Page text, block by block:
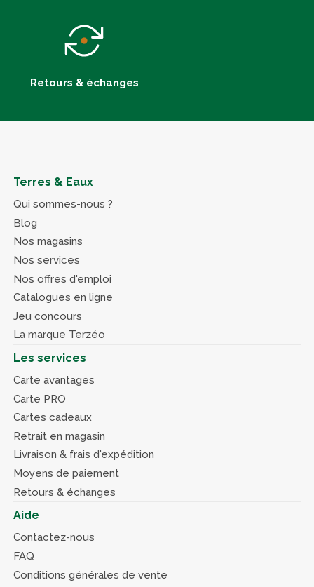
Retours & échanges
Terres & Eaux
Qui sommes-nous ?
Blog
Nos magasins
Nos services
Nos offres d'emploi
Catalogues en ligne
Jeu concours
La marque Terzéo
Les services
Carte avantages
Carte PRO
Cartes cadeaux
Retrait en magasin
Livraison & frais d'expédition
Moyens de paiement
Retours & échanges
Aide
Contactez-nous
FAQ
Conditions générales de vente